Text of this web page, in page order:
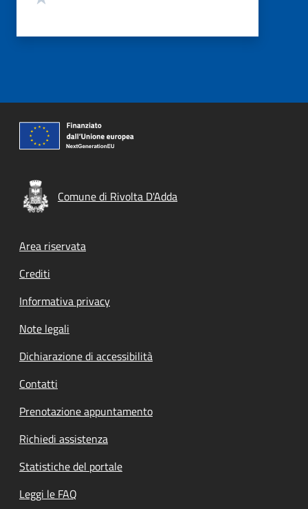
Comune di Rivolta D'Adda
Footer menu
Area riservata
Crediti
Informativa privacy
Note legali
Dichiarazione di accessibilità
Contatti
Prenotazione appuntamento
Richiedi assistenza
Statistiche del portale
Leggi le FAQ